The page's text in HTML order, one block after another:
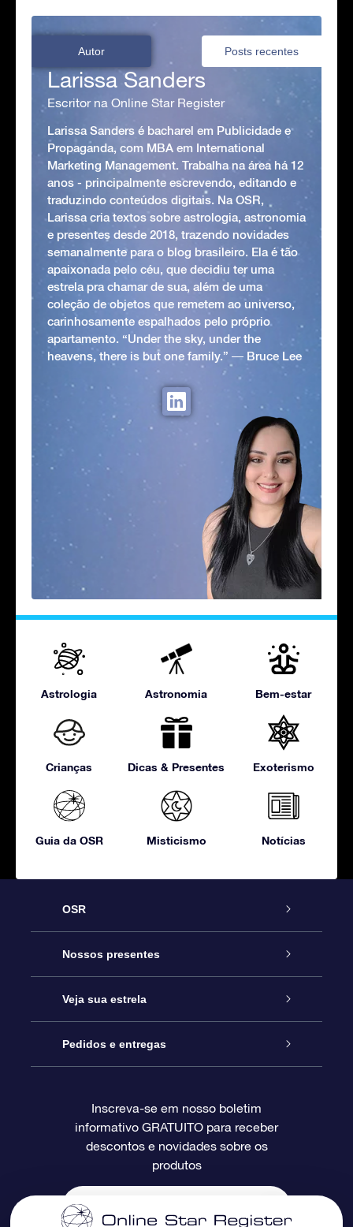
Autor Posts recentes
Larissa Sanders
Escritor na Online Star Register
Larissa Sanders é bacharel em Publicidade e
Propaganda, com MBA em International
Marketing Management. Trabalha na área há 12
anos - principalmente escrevendo, editando e
traduzindo conteúdos digitais. Na OSR,
Larissa cria textos sobre astrologia, astronomia
e presentes desde 2018, trazendo novidades
semanalmente para o blog brasileiro. Ela é tão
apaixonada pelo céu, que decidiu ter uma
estrela pra chamar de sua, além de uma
coleção de objetos que remetem ao universo,
carinhosamente espalhados pelo próprio
apartamento. “Under the sky, under the
heavens, there is but one family.” ― Bruce Lee
Astrologia Astronomia Bem-estar
Crianças Dicas & Presentes Exoterismo
Guia da OSR Misticismo Notícias
OSR
Serviço
Entre em contato conosco
Blog
Avaliações
Nossos presentes
Presente estrelar on-line
Pacote de presente da OSR
O cartão de presente da OSR
Presentes corporativos
Veja sua estrela
Star Register
Página estelar personalizada
Um Milhão de Estrelas
OSR Starsaver
Pedidos e entregas
Informações de pagamento
Política de devolução
Inscreva-se em nosso boletim
informativo GRATUITO para receber
descontos e novidades sobre os
produtos